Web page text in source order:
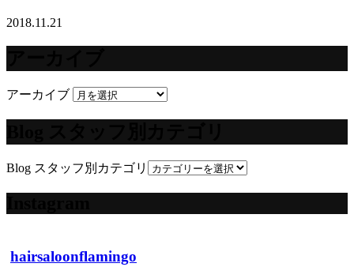
2018.11.21
アーカイブ
Blog スタッフ別カテゴリ
hairsaloonflamingo